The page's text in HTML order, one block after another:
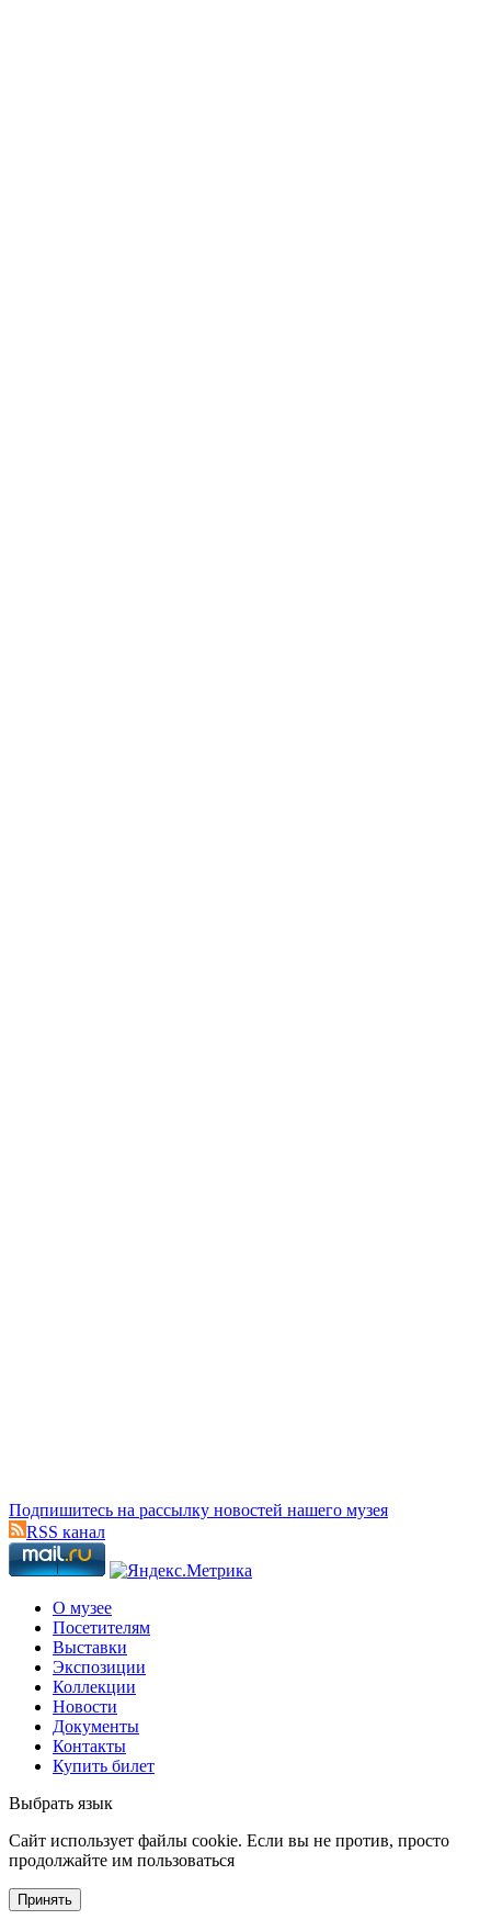
Подпишитесь на рассылку новостей нашего музея
RSS канал
О музее
Посетителям
Выставки
Экспозиции
Коллекции
Новости
Документы
Контакты
Купить билет
Выбрать язык
Cайт использует файлы cookie. Если вы не против, просто
продолжайте им пользоваться
Принять